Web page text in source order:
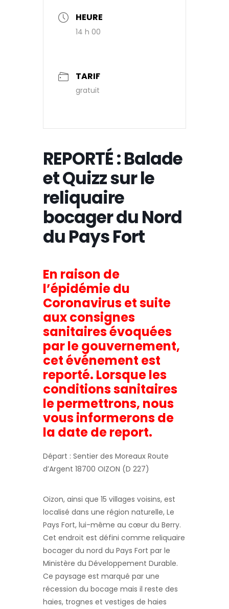
HEURE
14 h 00
TARIF
gratuit
REPORTÉ : Balade
et Quizz sur le
reliquaire
bocager du Nord
du Pays Fort
En raison de
l’épidémie du
Coronavirus et suite
aux consignes
sanitaires évoquées
par le gouvernement,
cet événement est
reporté. Lorsque les
conditions sanitaires
le permettrons, nous
vous informerons de
la date de report.
Départ : Sentier des Moreaux Route
d’Argent 18700 OIZON (D 227)
Oizon, ainsi que 15 villages voisins, est
localisé dans une région naturelle, Le
Pays Fort, lui-même au cœur du Berry.
Cet endroit est défini comme reliquaire
bocager du nord du Pays Fort par le
Ministère du Développement Durable.
Ce paysage est marqué par une
récession du bocage mais il reste des
haies, trognes et vestiges de haies